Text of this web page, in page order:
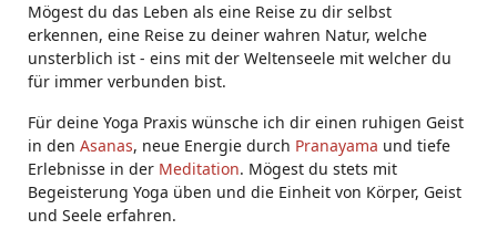
Mögest du das Leben als eine Reise zu dir selbst
erkennen, eine Reise zu deiner wahren Natur, welche
unsterblich ist - eins mit der Weltenseele mit welcher du
für immer verbunden bist.
Für deine Yoga Praxis wünsche ich dir einen ruhigen Geist
in den Asanas, neue Energie durch Pranayama und tiefe
Erlebnisse in der Meditation. Mögest du stets mit
Begeisterung Yoga üben und die Einheit von Körper, Geist
und Seele erfahren.